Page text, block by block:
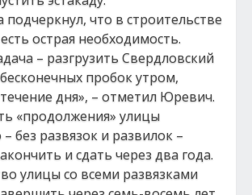
подчеркнул, что в строительстве
острая необходимость.
– разгрузить Свердловский
пробок утром,
дня», – отметил Юревич.
«продолжения» улицы
без развязок и развилок –
и сдать через два года.
улицы со всеми развязками